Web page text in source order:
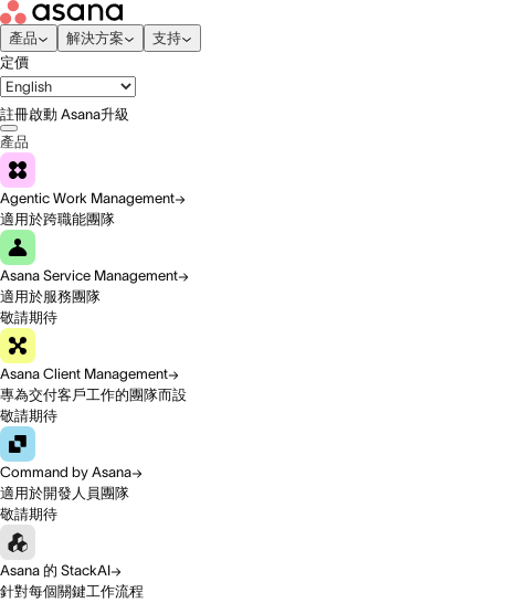
產品 解決方案
支持
定價
註冊啟動 Asana升級
產品
Agentic Work Management
適用於跨職能團隊
Asana Service Management
適用於服務團隊
敬請期待
Asana Client Management
專為交付客戶工作的團隊而設
敬請期待
Command by Asana
適用於開發人員團隊
敬請期待
Asana 的 StackAI
針對每個關鍵工作流程